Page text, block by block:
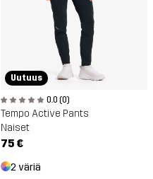
Uutuus
0.0 (0)
Tempo Active Pants
Naiset
75 €
2 väriä